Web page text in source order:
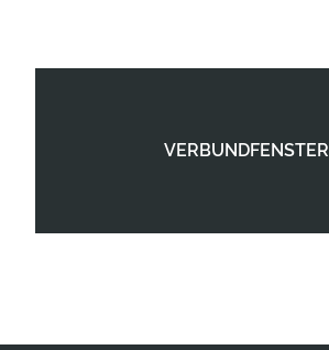
VERBUNDFENSTER